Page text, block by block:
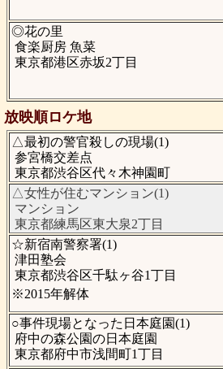
◎花の里
食楽厨房 魚菜
東京都港区赤坂2丁目
放映順ロケ地
△最初の警官殺しの現場(1)
参宮橋交差点
東京都渋谷区代々木神園町
△女性が住むマンション(1)
マンション
東京都練馬区東大泉2丁目
☆新宿南警察署(1)
津田塾会
東京都渋谷区千駄ヶ谷1丁目
※2015年解体
○事件現場となった日本庭園(1)
府中の森公園の日本庭園
東京都府中市浅間町1丁目